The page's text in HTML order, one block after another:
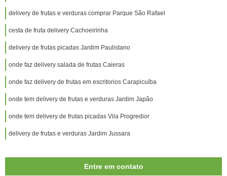
delivery de frutas e verduras comprar Parque São Rafael
cesta de fruta delivery Cachoeirinha
delivery de frutas picadas Jardim Paulistano
onde faz delivery salada de frutas Caieras
onde faz delivery de frutas em escritorios Carapicuíba
onde tem delivery de frutas e verduras Jardim Japão
onde tem delivery de frutas picadas Vila Progredior
delivery de frutas e verduras Jardim Jussara
Entre em contato